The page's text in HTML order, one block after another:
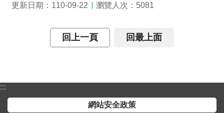
更新日期：110-09-22 瀏覽人次： 5081
回上一頁 回最上面
:::
網站安全政策